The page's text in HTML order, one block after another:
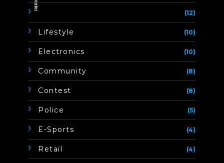
(12)
Lifestyle (10)
Electronics (10)
Community (8)
Contest (8)
Police (5)
E-Sports (4)
Retail (4)